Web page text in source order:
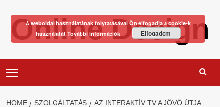
contentOnline Design
Menu
HOME SZOLGÁLTATÁS AZ INTERAKTÍV TV A JÖVŐ ÚTJA
A weboldal használatának folytatásával Ön elfogadja a cookie-k
használatát További információk Elfogadom